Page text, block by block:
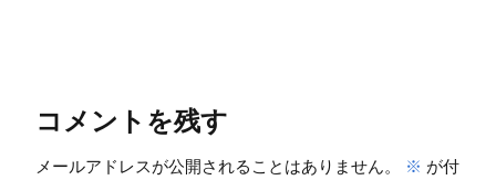
コメントを残す
メールアドレスが公開されることはありません。 ※ が付